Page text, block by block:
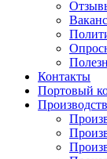
Контакты
Портовый